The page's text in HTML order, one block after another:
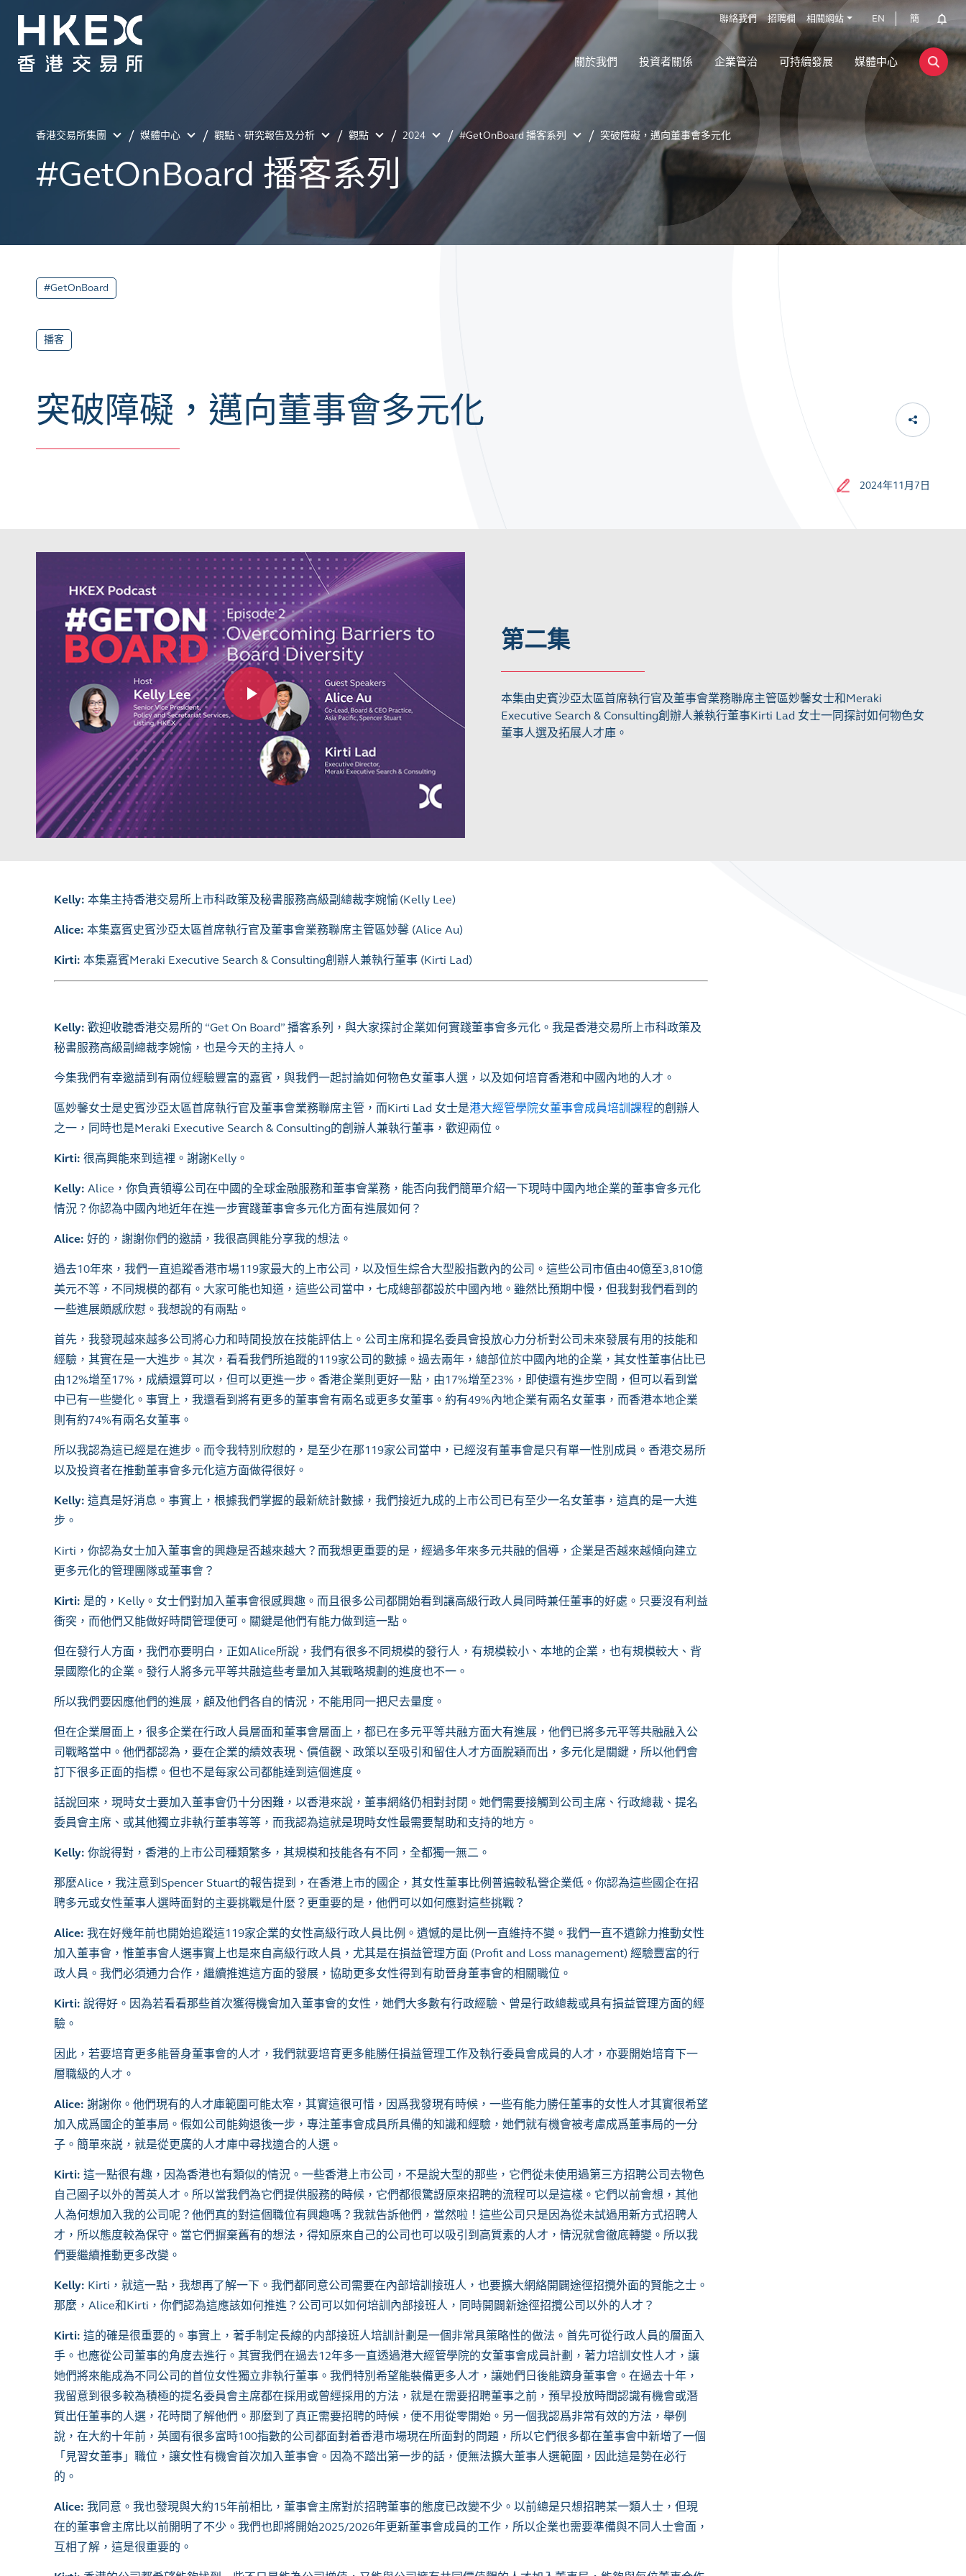
聯絡我們 招聘欄 相關網站 EN 簡
關於我們 投資者關係 企業管治 可持續發展 媒體中心
香港交易所集團 媒體中心 觀點、研究報告及分析 觀點 2024 #GetOnBoard 播客系列 突破障礙，邁向董事會多元化
#GetOnBoard 播客系列
#GetOnBoard
播客
突破障礙，邁向董事會多元化
2024年11月7日
第二集
本集由史賓沙亞太區首席執行官及董事會業務聯席主管區妙馨女士和Meraki
Executive Search & Consulting創辦人兼執行董事Kirti Lad 女士一同探討如何物色女
董事人選及拓展人才庫。
Kelly: 本集主持香港交易所上市科政策及秘書服務高級副總裁李婉愉 (Kelly Lee)
Alice: 本集嘉賓史賓沙亞太區首席執行官及董事會業務聯席主管區妙馨 (Alice Au)
Kirti: 本集嘉賓Meraki Executive Search & Consulting創辦人兼執行董事 (Kirti Lad)
Kelly: 歡迎收聽香港交易所的 “Get On Board” 播客系列，與大家探討企業如何實踐董事會多元化。我是香港交易所上市科政策及
秘書服務高級副總裁李婉愉，也是今天的主持人。
今集我們有幸邀請到有兩位經驗豐富的嘉賓，與我們一起討論如何物色女董事人選，以及如何培育香港和中國內地的人才。
區妙馨女士是史賓沙亞太區首席執行官及董事會業務聯席主管，而Kirti Lad 女士是港大經管學院女董事會成員培訓課程的創辦人
之一，同時也是Meraki Executive Search & Consulting的創辦人兼執行董事，歡迎兩位。
Kirti: 很高興能來到這裡。謝謝Kelly。
Kelly: Alice，你負責領導公司在中國的全球金融服務和董事會業務，能否向我們簡單介紹一下現時中國內地企業的董事會多元化
情況？你認為中國內地近年在進一步實踐董事會多元化方面有進展如何？
Alice: 好的，謝謝你們的邀請，我很高興能分享我的想法。
過去10年來，我們一直追蹤香港市場119家最大的上市公司，以及恒生綜合大型股指數內的公司。這些公司市值由40億至3,810億
美元不等，不同規模的都有。大家可能也知道，這些公司當中，七成總部都設於中國內地。雖然比預期中慢，但我對我們看到的
一些進展頗感欣慰。我想說的有兩點。
首先，我發現越來越多公司將心力和時間投放在技能評估上。公司主席和提名委員會投放心力分析對公司未來發展有用的技能和
經驗，其實在是一大進步。其次，看看我們所追蹤的119家公司的數據。過去兩年，總部位於中國內地的企業，其女性董事佔比已
由12%增至17%，成績還算可以，但可以更進一步。香港企業則更好一點，由17%增至23%，即使還有進步空間，但可以看到當
中已有一些變化。事實上，我還看到將有更多的董事會有兩名或更多女董事。約有49%內地企業有兩名女董事，而香港本地企業
則有約74%有兩名女董事。
所以我認為這已經是在進步。而令我特別欣慰的，是至少在那119家公司當中，已經沒有董事會是只有單一性別成員。香港交易所
以及投資者在推動董事會多元化這方面做得很好。
Kelly: 這真是好消息。事實上，根據我們掌握的最新統計數據，我們接近九成的上市公司已有至少一名女董事，這真的是一大進
步。
Kirti，你認為女士加入董事會的興趣是否越來越大？而我想更重要的是，經過多年來多元共融的倡導，企業是否越來越傾向建立
更多元化的管理團隊或董事會？
Kirti: 是的，Kelly。女士們對加入董事會很感興趣。而且很多公司都開始看到讓高級行政人員同時兼任董事的好處。只要沒有利益
衝突，而他們又能做好時間管理便可。關鍵是他們有能力做到這一點。
但在發行人方面，我們亦要明白，正如Alice所說，我們有很多不同規模的發行人，有規模較小、本地的企業，也有規模較大、背
景國際化的企業。發行人將多元平等共融這些考量加入其戰略規劃的進度也不一。
所以我們要因應他們的進展，顧及他們各自的情況，不能用同一把尺去量度。
但在企業層面上，很多企業在行政人員層面和董事會層面上，都已在多元平等共融方面大有進展，他們已將多元平等共融融入公
司戰略當中。他們都認為，要在企業的績效表現、價值觀、政策以至吸引和留住人才方面脫穎而出，多元化是關鍵，所以他們會
訂下很多正面的指標。但也不是每家公司都能達到這個進度。
話說回來，現時女士要加入董事會仍十分困難，以香港來說，董事網絡仍相對封閉。她們需要接觸到公司主席、行政總裁、提名
委員會主席、或其他獨立非執行董事等等，而我認為這就是現時女性最需要幫助和支持的地方。
Kelly: 你說得對，香港的上市公司種類繁多，其規模和技能各有不同，全都獨一無二。
那麼Alice，我注意到Spencer Stuart的報告提到，在香港上市的國企，其女性董事比例普遍較私營企業低。你認為這些國企在招
聘多元或女性董事人選時面對的主要挑戰是什麼？更重要的是，他們可以如何應對這些挑戰？
Alice: 我在好幾年前也開始追蹤這119家企業的女性高級行政人員比例。遺憾的是比例一直維持不變。我們一直不遺餘力推動女性
加入董事會，惟董事會人選事實上也是來自高級行政人員，尤其是在損益管理方面 (Profit and Loss management) 經驗豐富的行
政人員。我們必須通力合作，繼續推進這方面的發展，協助更多女性得到有助晉身董事會的相關職位。
Kirti: 說得好。因為若看看那些首次獲得機會加入董事會的女性，她們大多數有行政經驗、曾是行政總裁或具有損益管理方面的經
驗。
因此，若要培育更多能晉身董事會的人才，我們就要培育更多能勝任損益管理工作及執行委員會成員的人才，亦要開始培育下一
層職級的人才。
Alice: 謝謝你。他們現有的人才庫範圍可能太窄，其實這很可惜，因爲我發現有時候，一些有能力勝任董事的女性人才其實很希望
加入成爲國企的董事局。假如公司能夠退後一步，專注董事會成員所具備的知識和經驗，她們就有機會被考慮成爲董事局的一分
子。簡單來説，就是從更廣的人才庫中尋找適合的人選。
Kirti: 這一點很有趣，因為香港也有類似的情況。一些香港上市公司，不是說大型的那些，它們從未使用過第三方招聘公司去物色
自己圈子以外的菁英人才。所以當我們為它們提供服務的時候，它們都很驚訝原來招聘的流程可以是這樣。它們以前會想，其他
人為何想加入我的公司呢？他們真的對這個職位有興趣嗎？我就告訴他們，當然啦！這些公司只是因為從未試過用新方式招聘人
才，所以態度較為保守。當它們摒棄舊有的想法，得知原來自己的公司也可以吸引到高質素的人才，情況就會徹底轉變。所以我
們要繼續推動更多改變。
Kelly: Kirti，就這一點，我想再了解一下。我們都同意公司需要在內部培訓接班人，也要擴大網絡開闢途徑招攬外面的賢能之士。
那麼，Alice和Kirti，你們認為這應該如何推進？公司可以如何培訓內部接班人，同時開闢新途徑招攬公司以外的人才？
Kirti: 這的確是很重要的。事實上，著手制定長線的内部接班人培訓計劃是一個非常具策略性的做法。首先可從行政人員的層面入
手。也應從公司董事的角度去進行。其實我們在過去12年多一直透過港大經管學院的女董事會成員計劃，著力培訓女性人才，讓
她們將來能成為不同公司的首位女性獨立非執行董事。我們特別希望能裝備更多人才，讓她們日後能躋身董事會。在過去十年，
我留意到很多較為積極的提名委員會主席都在採用或曾經採用的方法，就是在需要招聘董事之前，預早投放時間認識有機會或潛
質出任董事的人選，花時間了解他們。那麼到了真正需要招聘的時候，便不用從零開始。另一個我認爲非常有效的方法，舉例
說，在大約十年前，英國有很多富時100指數的公司都面對着香港市場現在所面對的問題，所以它們很多都在董事會中新增了一個
「見習女董事」職位，讓女性有機會首次加入董事會。因為不踏出第一步的話，便無法擴大董事人選範圍，因此這是勢在必行
的。
Alice: 我同意。我也發現與大約15年前相比，董事會主席對於招聘董事的態度已改變不少。以前總是只想招聘某一類人士，但現
在的董事會主席比以前開明了不少。我們也即將開始2025/2026年更新董事會成員的工作，所以企業也需要準備與不同人士會面，
互相了解，這是很重要的。